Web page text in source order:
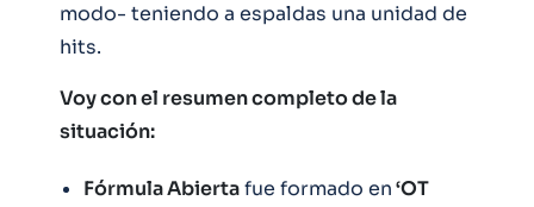
modo- teniendo a espaldas una unidad de
hits.
Voy con el resumen completo de la
situación:
Fórmula Abiertafue formado en‘OT